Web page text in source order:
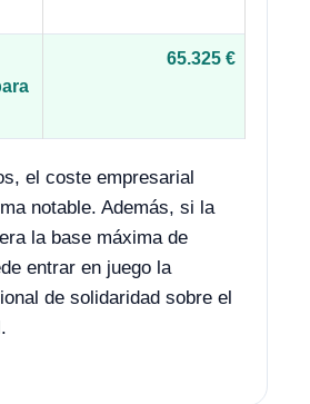
65.325 €
el coste empresarial
notable. Además, si la
la base máxima de
entrar en juego la
de solidaridad sobre el